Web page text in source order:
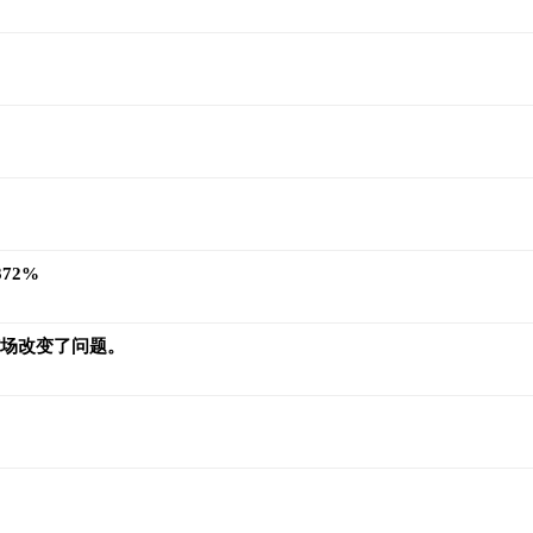
改变了问题。